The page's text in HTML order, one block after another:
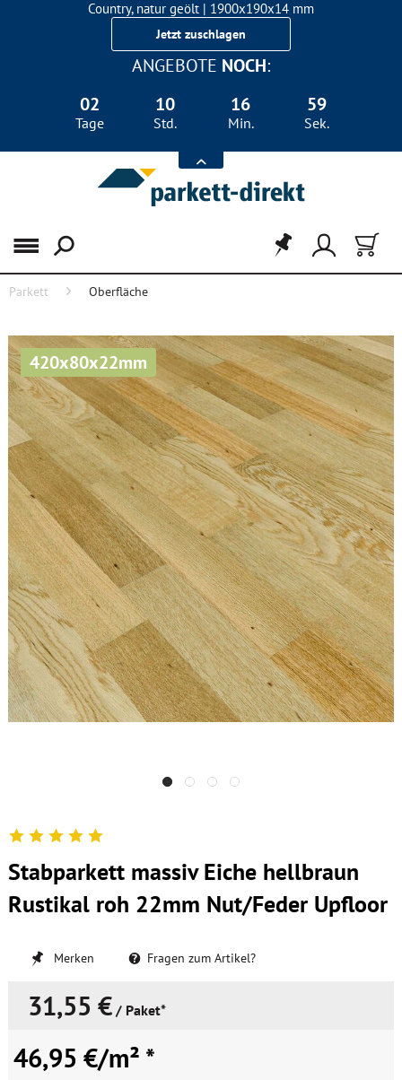
Country, natur geölt | 1900x190x14 mm
Landhausdiele Eiche für nur 29,90 €/m²
Jetzt zuschlagen
ANGEBOTE NOCH:
02
Tage
10
Std.
16
Min.
59
Sek.
Menü
Parkett Oberfläche
420x80x22mm
Stabparkett massiv Eiche hellbraun
Rustikal roh 22mm Nut/Feder Upfloor
Merken Fragen zum Artikel?
31,55 € / Paket*
46,95 €/m² *